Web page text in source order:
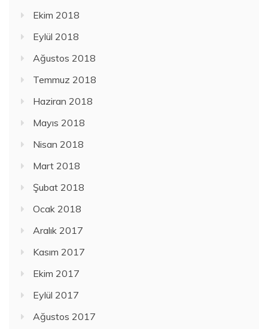
Ekim 2018
Eylül 2018
Ağustos 2018
Temmuz 2018
Haziran 2018
Mayıs 2018
Nisan 2018
Mart 2018
Şubat 2018
Ocak 2018
Aralık 2017
Kasım 2017
Ekim 2017
Eylül 2017
Ağustos 2017